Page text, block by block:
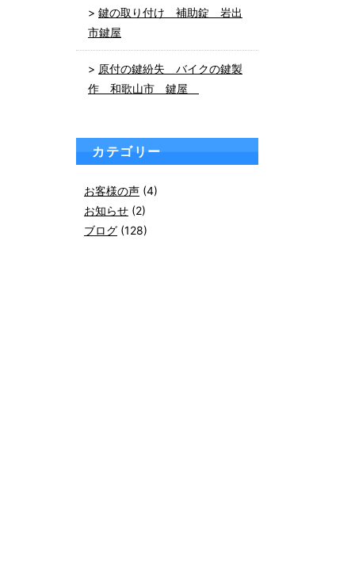
鍵の取り付け 補助錠 岩出
市鍵屋
原付の鍵紛失 バイクの鍵製
作 和歌山市 鍵屋
カテゴリー
お客様の声 (4)
お知らせ (2)
ブログ (128)